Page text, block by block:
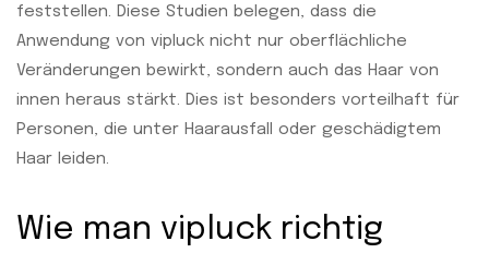
feststellen. Diese Studien belegen, dass die
Anwendung von vipluck nicht nur oberflächliche
Veränderungen bewirkt, sondern auch das Haar von
innen heraus stärkt. Dies ist besonders vorteilhaft für
Personen, die unter Haarausfall oder geschädigtem
Haar leiden.
Wie man vipluck richtig